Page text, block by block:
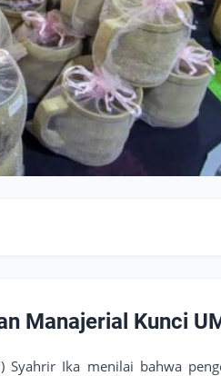
Manajerial Kunci
Syahrir Ika menilai bahwa